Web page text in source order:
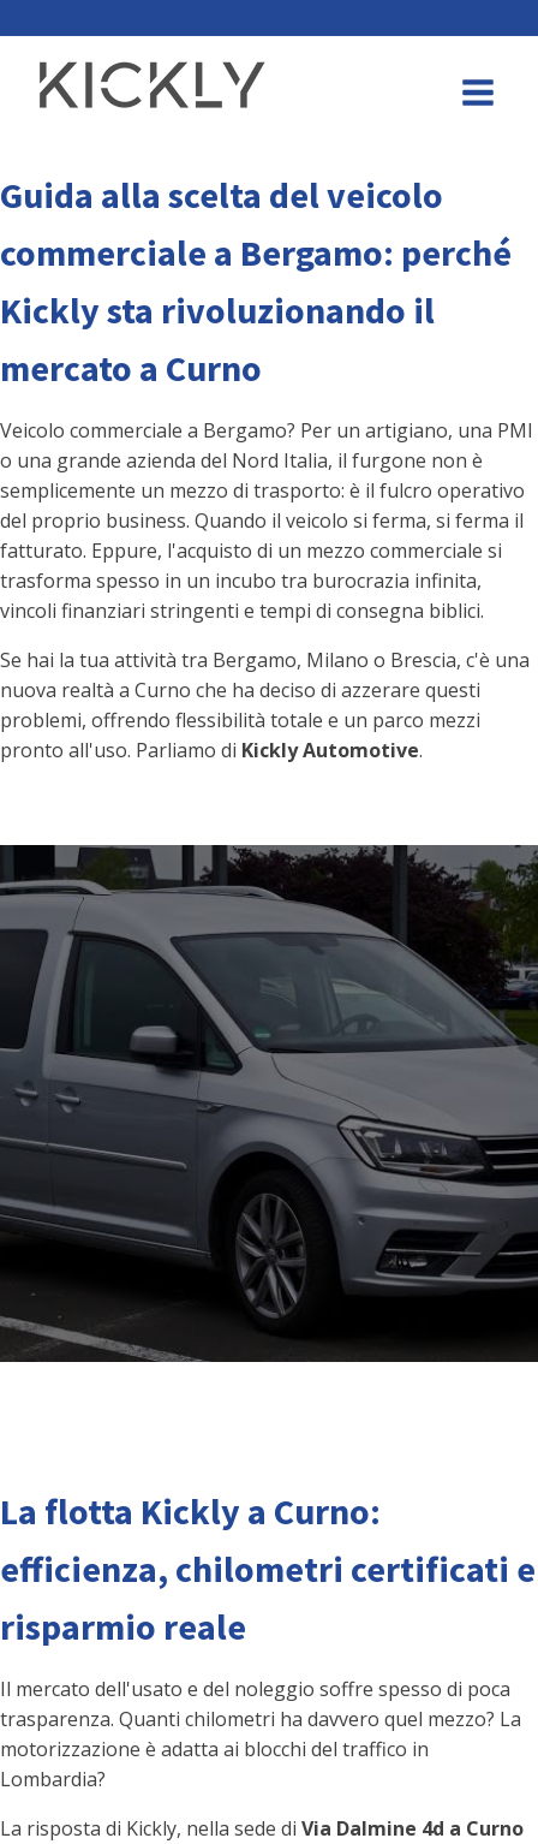
Guida alla scelta del veicolo
commerciale a Bergamo: perché
Kickly sta rivoluzionando il
mercato a Curno
Veicolo commerciale a Bergamo? Per un artigiano, una PMI
o una grande azienda del Nord Italia, il furgone non è
semplicemente un mezzo di trasporto: è il fulcro operativo
del proprio business. Quando il veicolo si ferma, si ferma il
fatturato. Eppure, l'acquisto di un mezzo commerciale si
trasforma spesso in un incubo tra burocrazia infinita,
vincoli finanziari stringenti e tempi di consegna biblici.
Se hai la tua attività tra Bergamo, Milano o Brescia, c'è una
nuova realtà a Curno che ha deciso di azzerare questi
problemi, offrendo flessibilità totale e un parco mezzi
pronto all'uso. Parliamo di Kickly Automotive.
La flotta Kickly a Curno:
efficienza, chilometri certificati e
risparmio reale
Il mercato dell'usato e del noleggio soffre spesso di poca
trasparenza. Quanti chilometri ha davvero quel mezzo? La
motorizzazione è adatta ai blocchi del traffico in
Lombardia?
La risposta di Kickly, nella sede di Via Dalmine 4d a Curno